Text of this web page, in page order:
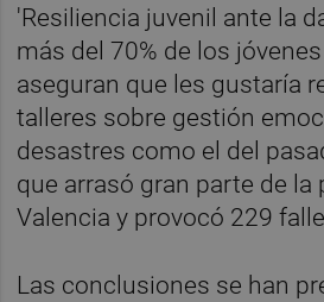
'Resiliencia juvenil ante la
más del 70% de los
aseguran que les gustaría
talleres sobre gestión
desastres como el del
que arrasó gran parte de la
Valencia y provocó 229
Las conclusiones se han